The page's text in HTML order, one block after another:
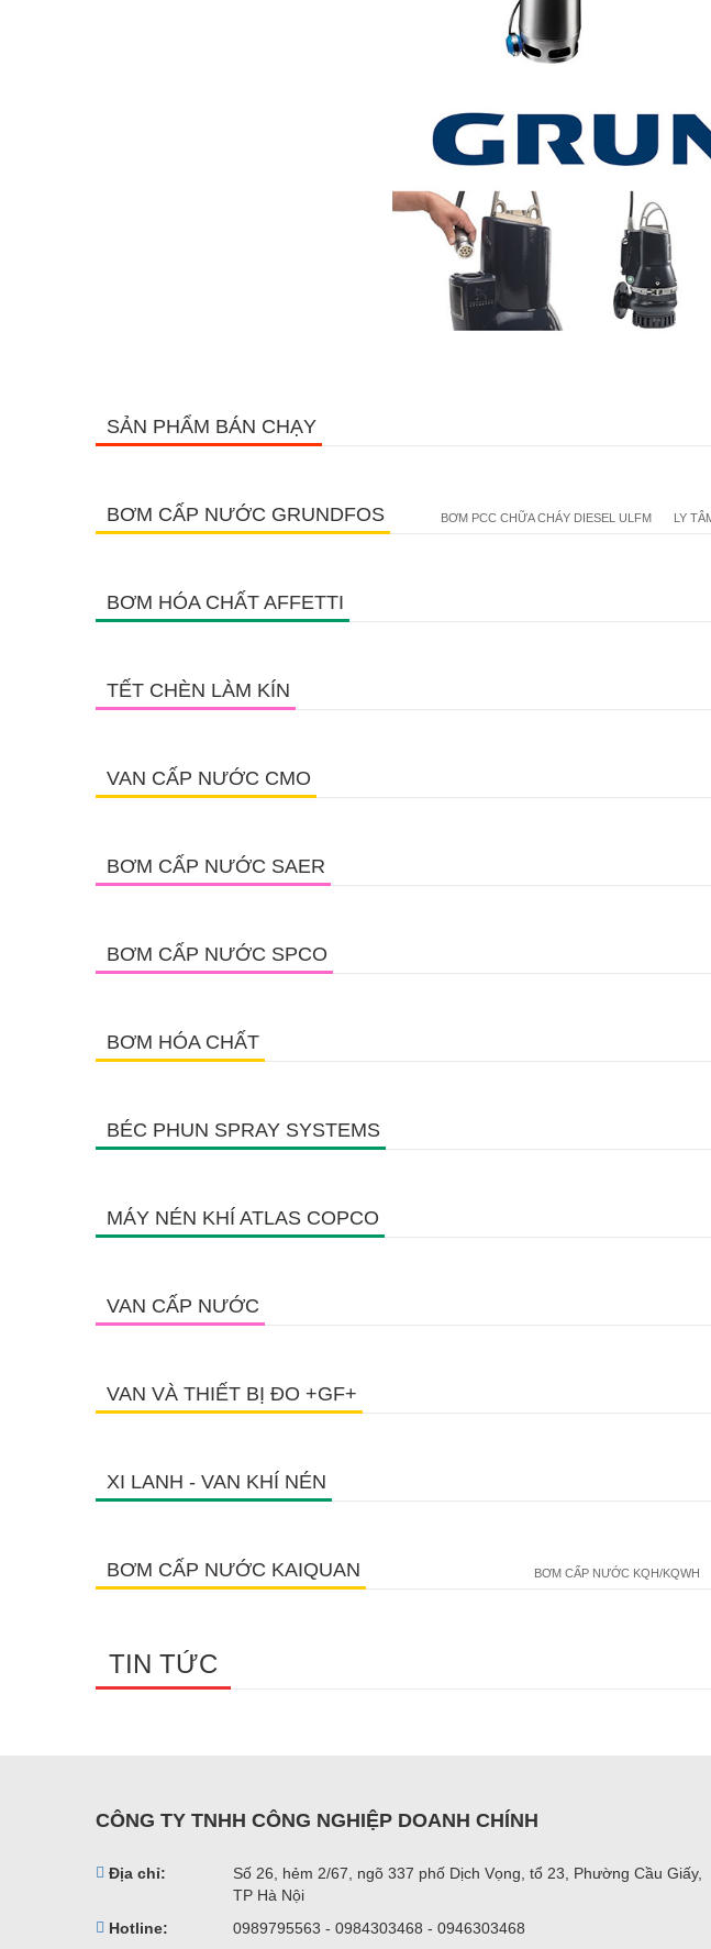
SẢN PHẨM BÁN CHẠY
BƠM CẤP NƯỚC GRUNDFOS BƠM PCC CHỮA CHÁY DIESEL ULFM LY
BƠM HÓA CHẤT AFFETTI
TẾT CHÈN LÀM KÍN
VAN CẤP NƯỚC CMO
BƠM CẤP NƯỚC SAER
BƠM CẤP NƯỚC SPCO
BƠM HÓA CHẤT
BÉC PHUN SPRAY SYSTEMS
MÁY NÉN KHÍ ATLAS COPCO
VAN CẤP NƯỚC
VAN VÀ THIẾT BỊ ĐO +GF+
XI LANH - VAN KHÍ NÉN
BƠM CẤP NƯỚC KAIQUAN BƠM CẤP NƯỚC KQH/KQWH
TIN TỨC
CÔNG TY TNHH CÔNG NGHIỆP DOANH CHÍNH
Địa chỉ:
Số 26, hẻm 2/67, ngõ 337 phố Dịch Vọng, tổ 23, Phường Cầu Giấy,
TP Hà Nội
Hotline:
0989795563 - 0984303468 - 0946303468